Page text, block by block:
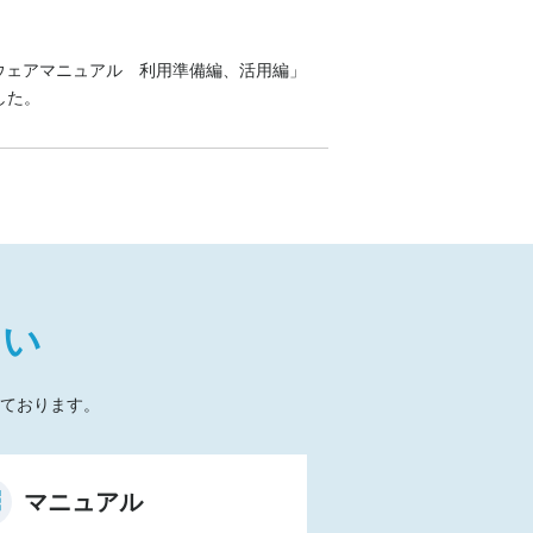
アマニュアル 利用準備編、活用編」
。
おります。
マニュアル